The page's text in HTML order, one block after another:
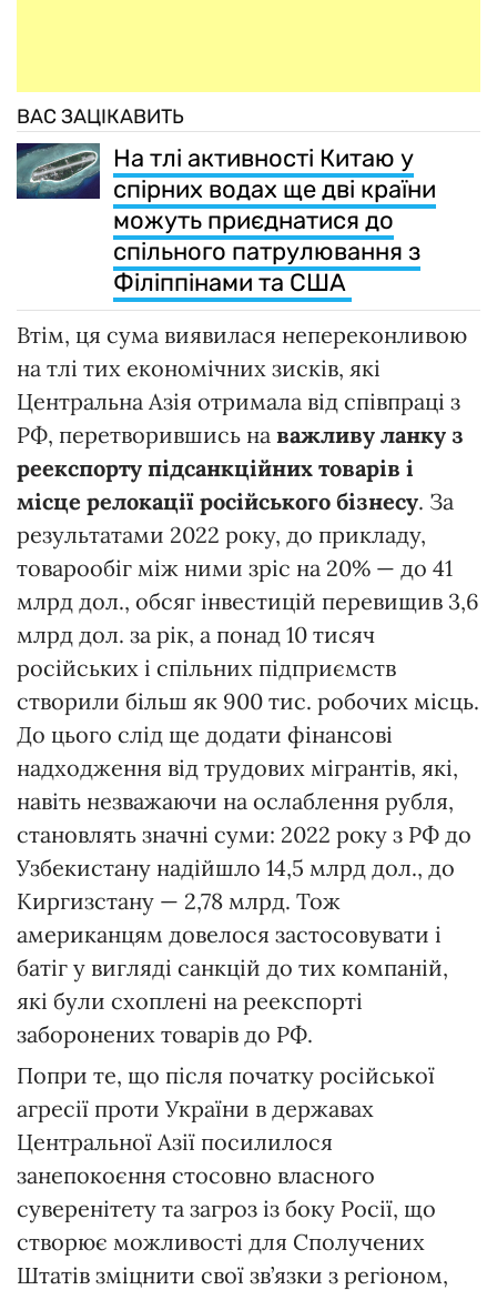
ВАС ЗАЦІКАВИТЬ
На тлі активності Китаю у
спірних водах ще дві країни
можуть приєднатися до
спільного патрулювання з
Філіппінами та США
Втім, ця сума виявилася непереконливою
на тлі тих економічних зисків, які
Центральна Азія отримала від співпраці з
РФ, перетворившись на важливу ланку з
реекспорту підсанкційних товарів і
місце релокації російського бізнесу. За
результатами 2022 року, до прикладу,
товарообіг між ними зріс на 20% — до 41
млрд дол., обсяг інвестицій перевищив 3,6
млрд дол. за рік, а понад 10 тисяч
російських і спільних підприємств
створили більш як 900 тис. робочих місць.
До цього слід ще додати фінансові
надходження від трудових мігрантів, які,
навіть незважаючи на ослаблення рубля,
становлять значні суми: 2022 року з РФ до
Узбекистану надійшло 14,5 млрд дол., до
Киргизстану — 2,78 млрд. Тож
американцям довелося застосовувати і
батіг у вигляді санкцій до тих компаній,
які були схоплені на реекспорті
заборонених товарів до РФ.
Попри те, що після початку російської
агресії проти України в державах
Центральної Азії посилилося
занепокоєння стосовно власного
суверенітету та загроз із боку Росії, що
створює можливості для Сполучених
Штатів зміцнити свої зв’язки з регіоном,